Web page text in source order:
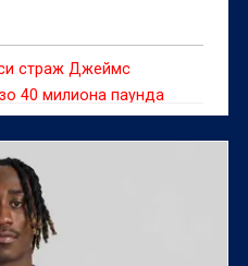
страж Джеймс
40 милиона паунда